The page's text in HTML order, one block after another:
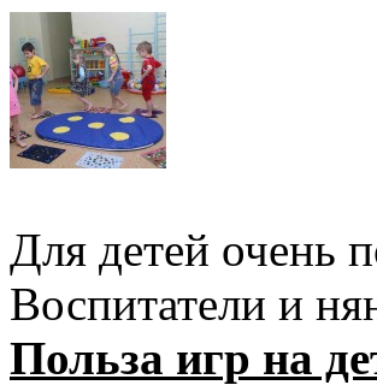
Для детей очень
Воспитатели и
Польза игр на